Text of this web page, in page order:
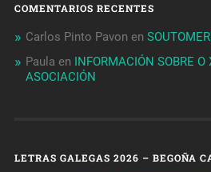
COMENTARIOS RECENTES
Carlos Pinto Pavon en
Paula en INFORMACIÓN SOBRE
ASOCIACIÓN
LETRAS GALEGAS 2026 – BEGOÑA